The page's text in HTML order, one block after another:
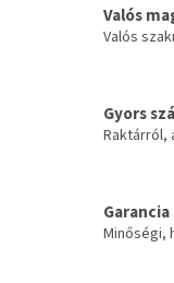
Valós
Valós
Gyors
Raktárról,
Garancia
Minőségi,